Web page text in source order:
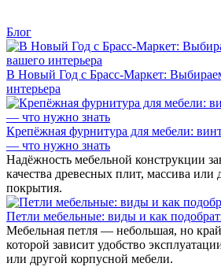
Блог
В Новый Год с Брасс-Маркет:
интерьера
Крепёжная фурнитура для мебели:
— что нужно знать
Надёжность мебельной конструкции
качества древесных плит, массива или
покрытия.
Петли мебельные: виды и как
Мебельная петля — небольшая, но
которой зависит удобство
или другой корпусной мебели.